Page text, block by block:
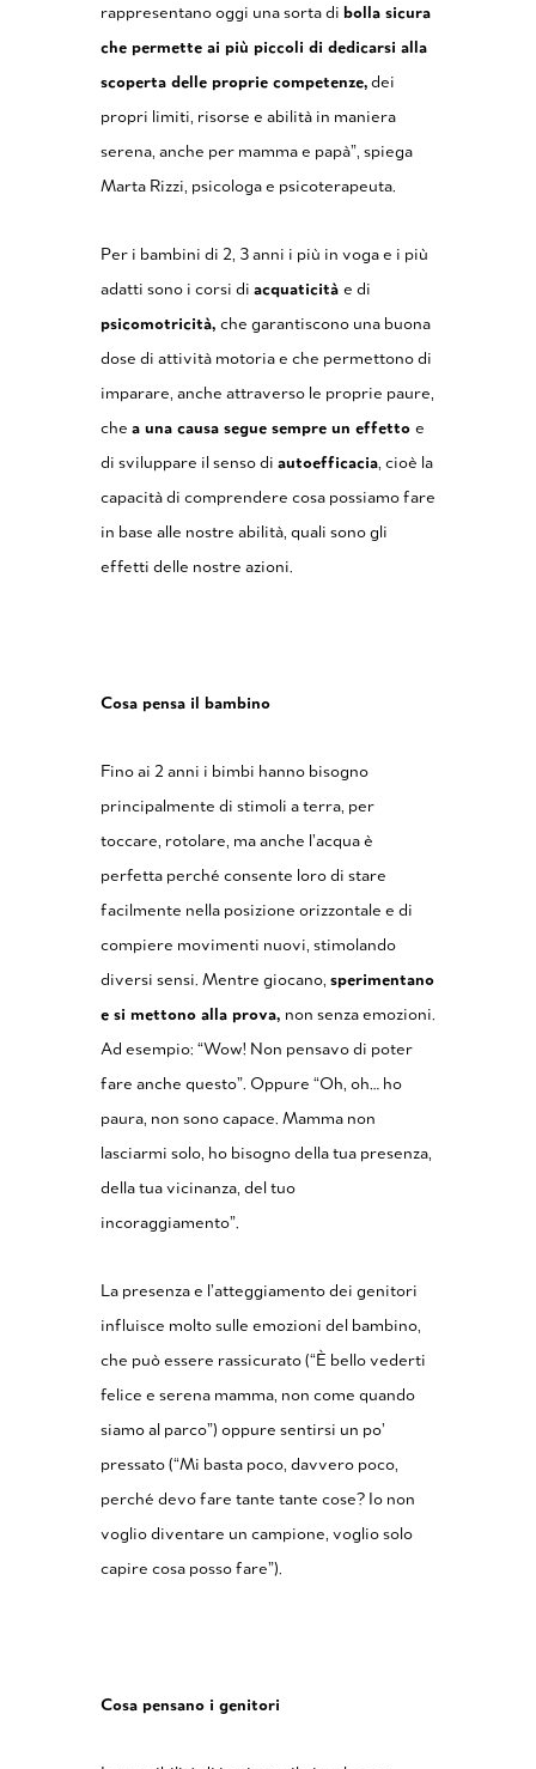
rappresentano oggi una sorta di bolla sicura
che permette ai più piccoli di dedicarsi alla
scoperta delle proprie competenze,dei
propri limiti, risorse e abilità in maniera
serena, anche per mamma e papà”, spiega
Marta Rizzi, psicologa e psicoterapeuta.
Per i bambini di 2, 3 anni i più in voga e i più
adatti sono i corsi di acquaticità e di
psicomotricità, che garantiscono una buona
dose di attività motoria e che permettono di
imparare, anche attraverso le proprie paure,
che a una causa segue sempre un effetto e
di sviluppare il senso di autoefficacia, cioè la
capacità di comprendere cosa possiamo fare
in base alle nostre abilità, quali sono gli
effetti delle nostre azioni.
Cosa pensa il bambino
Fino ai 2 anni i bimbi hanno bisogno
principalmente di stimoli a terra, per
toccare, rotolare, ma anche l’acqua è
perfetta perché consente loro di stare
facilmente nella posizione orizzontale e di
compiere movimenti nuovi, stimolando
diversi sensi. Mentre giocano, sperimentano
e si mettono alla prova, non senza emozioni.
Ad esempio: “Wow! Non pensavo di poter
fare anche questo”. Oppure “Oh, oh… ho
paura, non sono capace. Mamma non
lasciarmi solo, ho bisogno della tua presenza,
della tua vicinanza, del tuo
incoraggiamento”.
La presenza e l’atteggiamento dei genitori
influisce molto sulle emozioni del bambino,
che può essere rassicurato (“È bello vederti
felice e serena mamma, non come quando
siamo al parco”) oppure sentirsi un po’
pressato (“Mi basta poco, davvero poco,
perché devo fare tante tante cose? Io non
voglio diventare un campione, voglio solo
capire cosa posso fare”).
Cosa pensano i genitori